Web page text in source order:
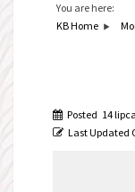
You are here:
KB Home
Posted 14
Last Updated